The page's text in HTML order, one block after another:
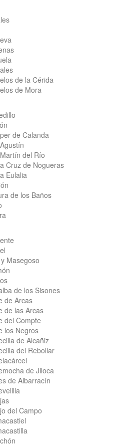
de la Cérida
de Mora
de Calanda
del Río
Cruz de Nogueras
Eulalia
de los Baños
Masegoso
de los Sisones
de Arcas
de las Arcas
del Compte
los Negros
de Alcañiz
del Rebollar
de Jiloca
de Albarracín
del Campo